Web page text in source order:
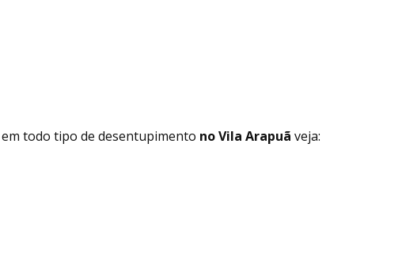
todo tipo de desentupimento no Vila Arapuã veja: